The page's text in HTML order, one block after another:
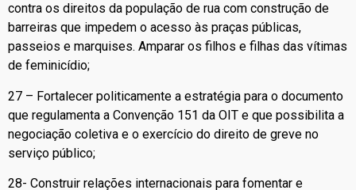
contra os direitos da população de rua com construção de
barreiras que impedem o acesso às praças públicas,
passeios e marquises. Amparar os filhos e filhas das vítimas
de feminicídio;
27 – Fortalecer politicamente a estratégia para o documento
que regulamenta a Convenção 151 da OIT e que possibilita a
negociação coletiva e o exercício do direito de greve no
serviço público;
28- Construir relações internacionais para fomentar e